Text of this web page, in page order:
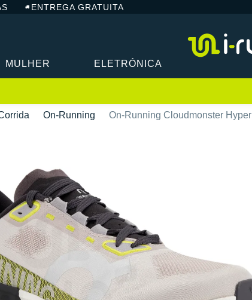
ENTREGA GRATUITA
MULHER ELETRÓNICA
On-Running On-Running Cloudmonster Hyper